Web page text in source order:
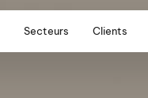
Secteurs Clients